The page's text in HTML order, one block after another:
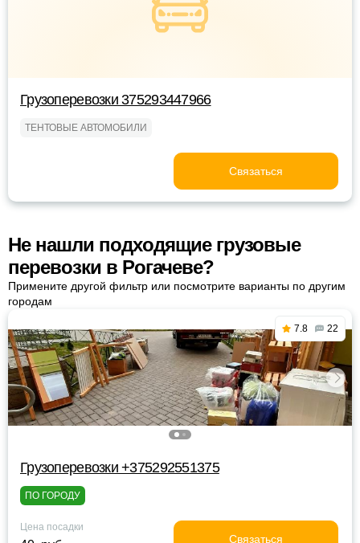
Грузоперевозки 375293447966
ТЕНТОВЫЕ АВТОМОБИЛИ
Связаться
Не нашли подходящие грузовые
перевозки в Рогачеве?
Примените другой фильтр или посмотрите варианты по другим
городам
7.8 22
Грузоперевозки +375292551375
ПО ГОРОДУ
Цена посадки
Связаться